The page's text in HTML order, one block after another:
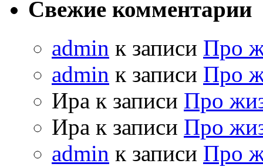
Свежие комментарии
admin к записи Про
admin к записи Про
Ира к записи Про
Ира к записи Про
admin к записи Про